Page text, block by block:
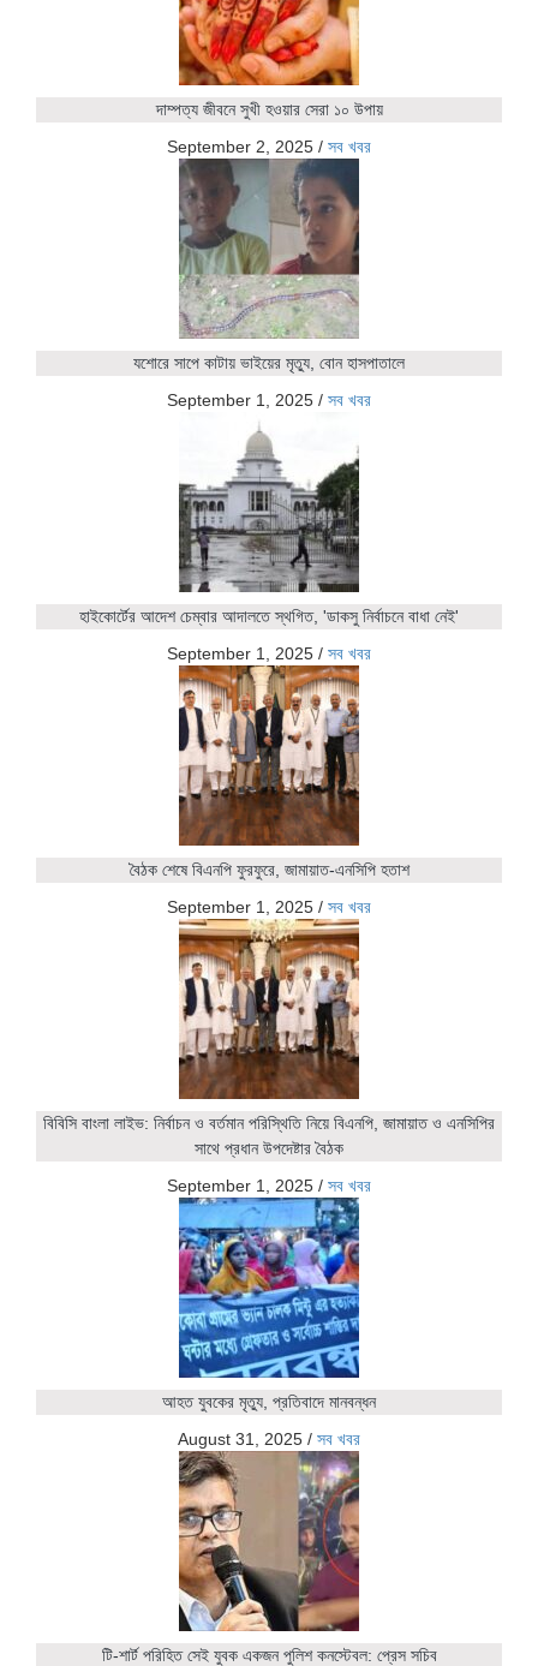
দাম্পত্য জীবনে সুখী হওয়ার সেরা ১০ উপায়
September 2, 2025 / সব খবর
যশোরে সাপে কাটায় ভাইয়ের মৃত্যু, বোন হাসপাতালে
September 1, 2025 / সব খবর
হাইকোর্টের আদেশ চেম্বার আদালতে স্থগিত, 'ডাকসু নির্বাচনে বাধা নেই'
September 1, 2025 / সব খবর
বৈঠক শেষে বিএনপি ফুরফুরে, জামায়াত-এনসিপি হতাশ
September 1, 2025 / সব খবর
বিবিসি বাংলা লাইভ: নির্বাচন ও বর্তমান পরিস্থিতি নিয়ে বিএনপি, জামায়াত ও এনসিপির
সাথে প্রধান উপদেষ্টার বৈঠক
September 1, 2025 / সব খবর
আহত যুবকের মৃত্যু, প্রতিবাদে মানবন্ধন
August 31, 2025 / সব খবর
টি-শার্ট পরিহিত সেই যুবক একজন পুলিশ কনস্টেবল: প্রেস সচিব